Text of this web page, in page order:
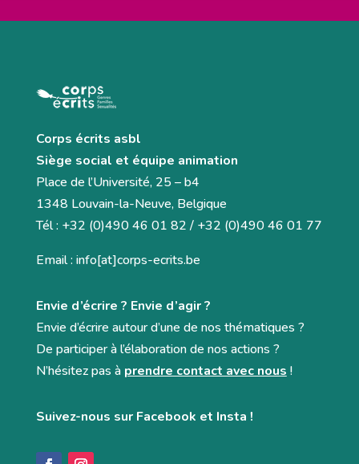
Corps écrits asbl
Siège social et équipe animation
Place de l’Université, 25 – b4
1348 Louvain-la-Neuve, Belgique
Tél : +32 (0)490 46 01 82 / +32 (0)490 46 01 77
Email : info[at]corps-ecrits.be
Envie d’écrire ? Envie d’agir ?
Envie d’écrire autour d’une de nos thématiques ?
De participer à l’élaboration de nos actions ?
N’hésitez pas à prendre contact avec nous !
Suivez-nous sur Facebook et Insta !